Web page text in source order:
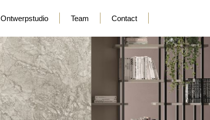
Ontwerpstudio Team Contact